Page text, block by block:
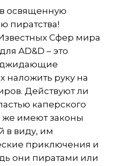
освященную
пиратства!
Сфер мира
AD&D – это
наложить руку на
Действуют ли
каперского
же имеют законы
в виду, им
приключения и
они пиратами или